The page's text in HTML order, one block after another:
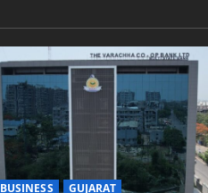
BUSINESS GUJARAT